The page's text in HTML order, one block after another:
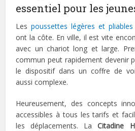
essentiel pour les
Lespoussettes légères et pliables
ont la côte. En ville, il est vite
avec un chariot long et large.
commun peut rapidement devenir
le dispositif dans un coffre de
aussi complexe.
Heureusement, des concepts
accessibles à tous les tarifs et
les déplacements. LaCitadine